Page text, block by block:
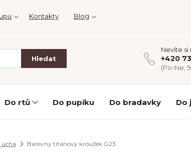
Kontakty Blog
Hledat
Nevíte si
+420
(Po-Ne,
Do rtů Do pupíku Do bradavky Do
ucha Barevný titanový kroužek G23